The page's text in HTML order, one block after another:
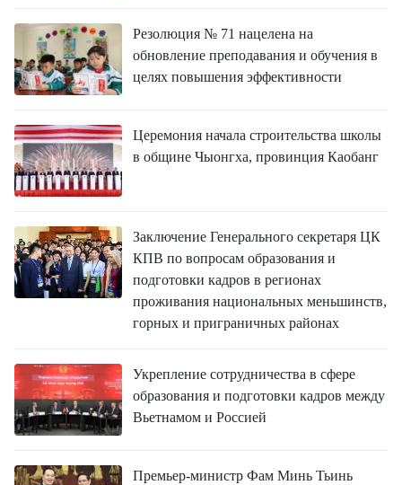
Резолюция № 71 нацелена на
обновление преподавания и обучения в
целях повышения эффективности
Церемония начала строительства школы
в общине Чыонгха, провинция Каобанг
Заключение Генерального секретаря ЦК
КПВ по вопросам образования и
подготовки кадров в регионах
проживания национальных меньшинств,
горных и приграничных районах
Укрепление сотрудничества в сфере
образования и подготовки кадров между
Вьетнамом и Россией
Премьер-министр Фам Минь Тьинь